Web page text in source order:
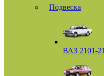
Подвеска
ВАЗ 2101-